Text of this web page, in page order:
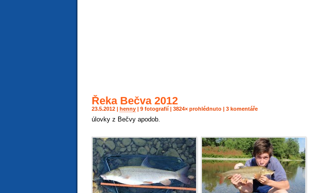
Řeka Bečva 2012
23.5.2012 | henny | 9 fotografií | 3824× prohlédnuto | 3 komentáře
úlovky z Bečvy apodob.